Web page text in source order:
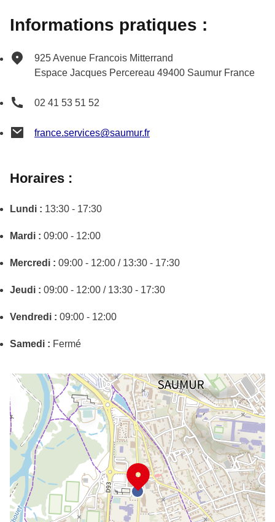
Informations pratiques :
925 Avenue Francois Mitterrand
Espace Jacques Percereau 49400 Saumur France
02 41 53 51 52
france.services@saumur.fr
Horaires :
Lundi : 13:30 - 17:30
Mardi : 09:00 - 12:00
Mercredi : 09:00 - 12:00 / 13:30 - 17:30
Jeudi : 09:00 - 12:00 / 13:30 - 17:30
Vendredi : 09:00 - 12:00
Samedi : Fermé